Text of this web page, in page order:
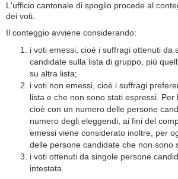
L'ufficio cantonale di spoglio procede al
dei voti.
Il conteggio avviene considerando:
i voti emessi, cioè i suffragi ottenuti da
candidate sulla lista di gruppo, più
su altra lista;
i voti non emessi, cioè i suffragi
lista e che non sono stati espressi. Per
cioè con un numero delle persone
numero degli eleggendi, ai fini del
emessi viene considerato inoltre, per
delle persone candidate che non sono
i voti ottenuti da singole persone
intestata.